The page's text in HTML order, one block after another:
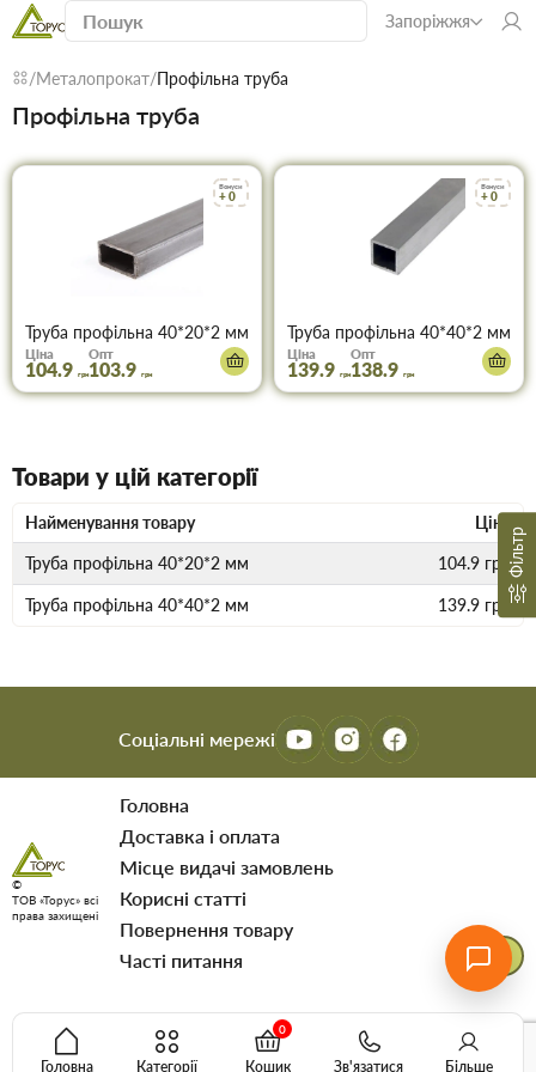
Запоріжжя
Головна Категорії Кошик
0
Зв'язатися Більше
Металопрокат Профільна труба
Профільна труба
Бонуси
+ 0
Труба профільна 40*20*2 мм
Ціна
104.9 грн
Опт
103.9 грн
Бонуси
+ 0
Труба профільна 40*40*2 мм
Ціна
139.9 грн
Опт
138.9 грн
Фільтр
Товари у цій категорії
Найменування товару
Ціна
Труба профільна 40*20*2 мм
104.9 грн
Труба профільна 40*40*2 мм 139.9 грн
Соціальні мережі
©
ТОВ «Торус» всі
права захищені
Головна
Доставка і оплата
Мiсце видачi замовлень
Корисні статті
Повернення товару
Часті питання